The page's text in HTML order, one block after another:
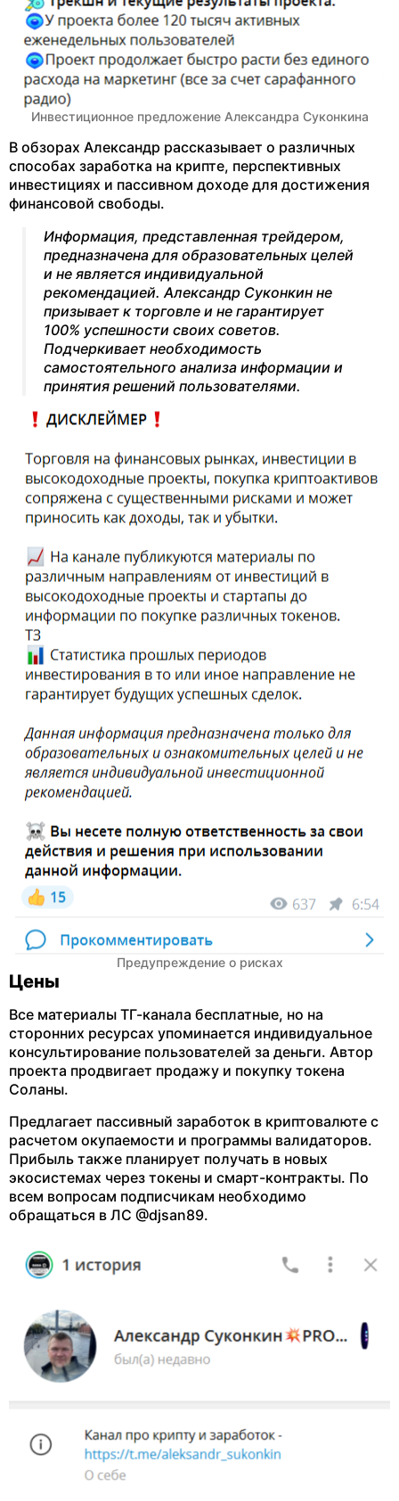
Инвестиционное предложение Александра Суконкина
В обзорах Александр рассказывает о различных
способах заработка на крипте, перспективных
инвестициях и пассивном доходе для достижения
финансовой свободы.
Информация, представленная трейдером,
предназначена для образовательных целей
и не является индивидуальной
рекомендацией. Александр Суконкин не
призывает к торговле и не гарантирует
100% успешности своих советов.
Подчеркивает необходимость
самостоятельного анализа информации и
принятия решений пользователями.
Предупреждение о рисках
Цены
Все материалы ТГ-канала бесплатные, но на
сторонних ресурсах упоминается индивидуальное
консультирование пользователей за деньги. Автор
проекта продвигает продажу и покупку токена
Соланы.
Предлагает пассивный заработок в криптовалюте с
расчетом окупаемости и программы валидаторов.
Прибыль также планирует получать в новых
экосистемах через токены и смарт-контракты. По
всем вопросам подписчикам необходимо
обращаться в ЛС @djsan89.